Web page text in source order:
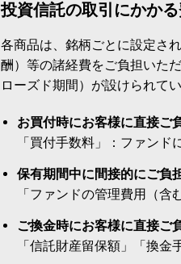
投資信託の取引にかか
各商品は、銘柄ごとに設定さ
酬）等の諸経費をご負担いた
ローズド期間）が設けられて
お買付時にお客様に直接ご
「買付手数料」：ファンド
保有期間中に間接的にご負
「ファンドの管理費用（
ご換金時にお客様に直接ご
「信託財産留保額」「換